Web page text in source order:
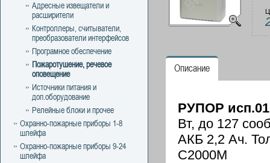
Описание
РУПОР
Вт, до 127
АКБ 2,2 Ач.
С2000М
Адресные извещатели и
расширители
Контроллеры, считыватели,
преобразователи интерфейсов
Програмное обеспечение
Пожаротушение, речевое
оповещение
Источники питания и
доп.оборудование
Релейные блоки и прочее
Охранно-пожарные приборы 1-8
шлейфа
Охранно-пожарные приборы 9-24
шлейфа